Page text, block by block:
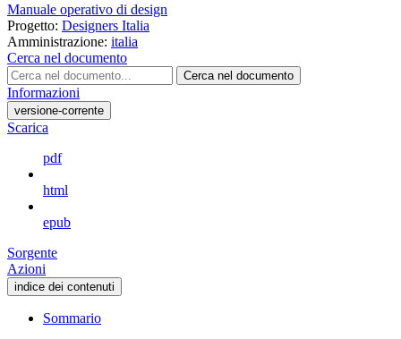
Manuale operativo di design
Progetto: Designers Italia
Amministrazione: italia
Cerca nel documento
Cerca nel documento
Informazioni
versione-corrente
Scarica
pdf
html
epub
Sorgente
Azioni
indice dei contenuti
Sommario